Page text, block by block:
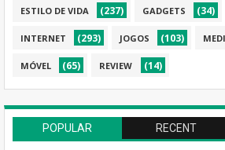
ESTILO DE VIDA (237) GADGETS (34)
INTERNET (293) JOGOS (103)
MÓVEL (65) REVIEW (14)
POPULAR RECENT